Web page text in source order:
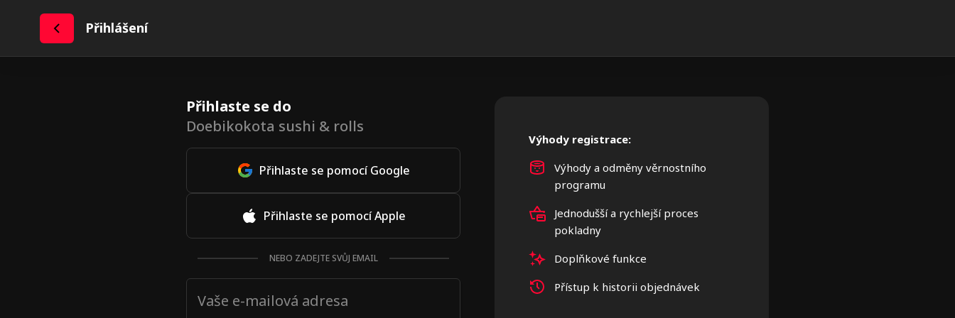
Přihlášení
Přihlaste se do
Doebikokota sushi & rolls
Přihlaste se pomocí Google
Přihlaste se pomocí Apple
NEBO ZADEJTE SVŮJ EMAIL
Vaše e-mailová adresa
Výhody registrace:
Výhody a odměny věrnostního
programu
Jednodušší a rychlejší proces
pokladny
Doplňkové funkce
Přístup k historii objednávek